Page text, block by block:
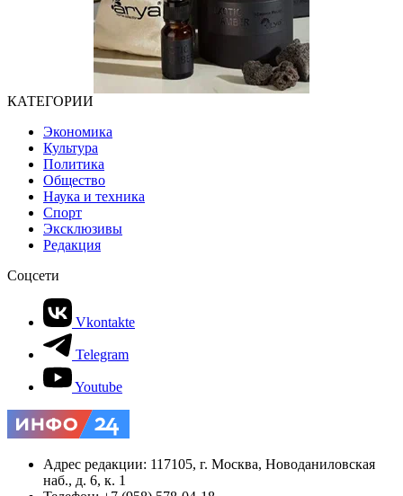
КАТЕГОРИИ
Экономика
Культура
Политика
Общество
Наука и техника
Спорт
Эксклюзивы
Редакция
Соцсети
Vkontakte
Telegram
Youtube
Адрес редакции: 117105, г. Москва, Новоданиловская
наб., д. 6, к. 1